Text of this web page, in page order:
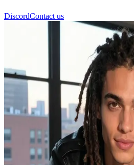
DiscordContact us